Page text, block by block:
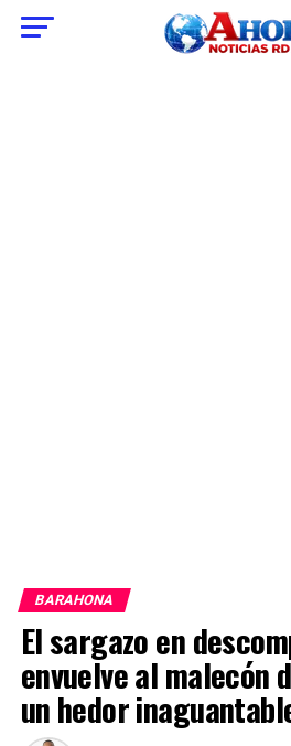
BARAHONA
El sargazo en
envuelve al malecón
un hedor